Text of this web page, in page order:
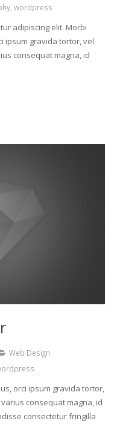
wordpress
adipiscing elit. Morbi
ipsum gravida tortor, vel
consequat magna, id
Web Design
orci ipsum gravida tortor,
consequat magna, id
consectetur fringilla